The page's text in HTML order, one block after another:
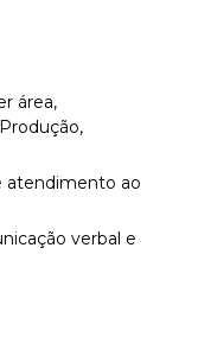
área,
atendimento ao
verbal e